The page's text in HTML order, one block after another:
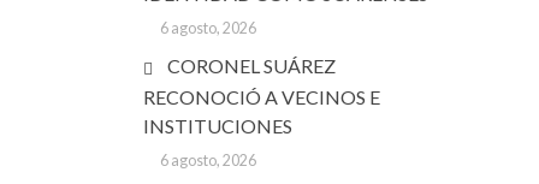
6 agosto, 2026
CORONEL SUÁREZ
RECONOCIÓ A VECINOS E
INSTITUCIONES
6 agosto, 2026